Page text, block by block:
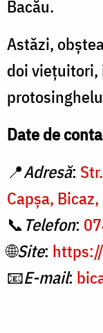
Bacău.
Astăzi,
doi viețuitori,
Date de
📍Adresă:
Capşa,
📞 Telefon:
🌐Site:
📧E-mail: